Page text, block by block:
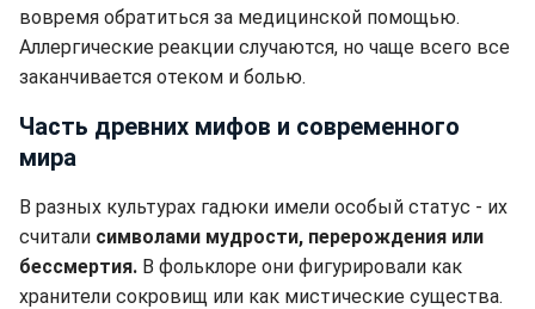
вовремя обратиться за медицинской помощью.
Аллергические реакции случаются, но чаще всего все
заканчивается отеком и болью.
Часть древних мифов и современного
мира
В разных культурах гадюки имели особый статус - их
считали символами мудрости, перерождения или
бессмертия. В фольклоре они фигурировали как
хранители сокровищ или как мистические существа.